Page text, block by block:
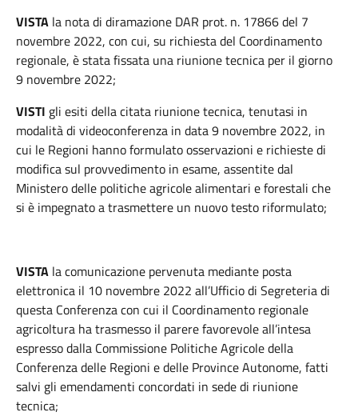
VISTA la nota di diramazione DAR prot. n. 17866 del 7
novembre 2022, con cui, su richiesta del Coordinamento
regionale, è stata fissata una riunione tecnica per il giorno
9 novembre 2022;
VISTI gli esiti della citata riunione tecnica, tenutasi in
modalità di videoconferenza in data 9 novembre 2022, in
cui le Regioni hanno formulato osservazioni e richieste di
modifica sul provvedimento in esame, assentite dal
Ministero delle politiche agricole alimentari e forestali che
si è impegnato a trasmettere un nuovo testo riformulato;
VISTA la comunicazione pervenuta mediante posta
elettronica il 10 novembre 2022 all’Ufficio di Segreteria di
questa Conferenza con cui il Coordinamento regionale
agricoltura ha trasmesso il parere favorevole all’intesa
espresso dalla Commissione Politiche Agricole della
Conferenza delle Regioni e delle Province Autonome, fatti
salvi gli emendamenti concordati in sede di riunione
tecnica;